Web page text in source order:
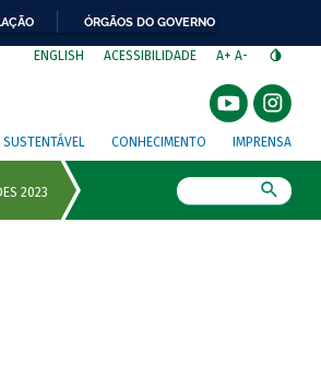
ÓRGÃOS DO GOVERNO
ENGLISH ACESSIBILIDADE A+ A-
CONHECIMENTO IMPRENSA